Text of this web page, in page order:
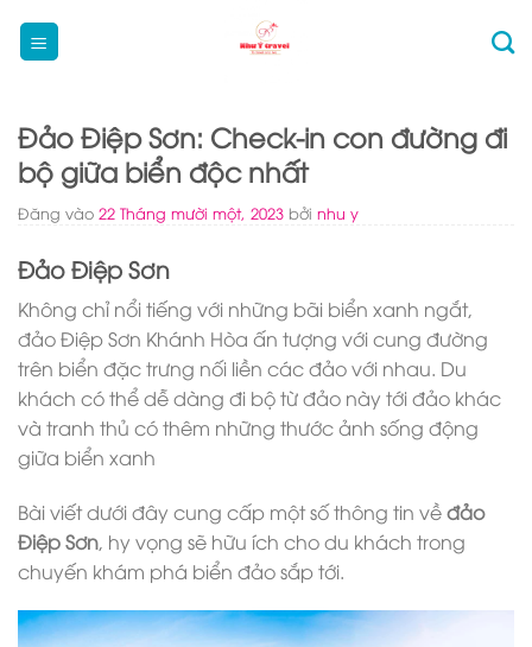
qua
Đảo Điệp Sơn: Check-in con đường đi
bộ giữa biển độc nhất
Đăng vào 22 Tháng mười một, 2023 bởi nhu y
Đảo Điệp Sơn
Không chỉ nổi tiếng với những bãi biển xanh ngắt,
đảo Điệp Sơn Khánh Hòa ấn tượng với cung đường
trên biển đặc trưng nối liền các đảo với nhau. Du
khách có thể dễ dàng đi bộ từ đảo này tới đảo khác
và tranh thủ có thêm những thước ảnh sống động
giữa biển xanh
Bài viết dưới đây cung cấp một số thông tin vềđảo
Điệp Sơn, hy vọng sẽ hữu ích cho du khách trong
chuyến khám phá biển đảo sắp tới.